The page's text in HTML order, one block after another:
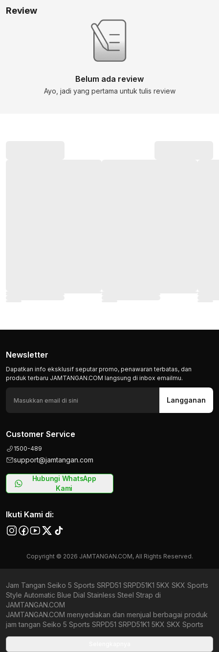
Newsletter
Dapatkan info eksklusif seputar promo, penawaran terbatas, dan
produk terbaru JAMTANGAN.COM langsung di inbox emailmu.
Langganan
Customer Service
1500-489
support@jamtangan.com
Hubungi WhatsApp
Kami
Ikuti Kami di:
Copyright © 2026 JAMTANGAN.COM, All Rights Reserved.
Jam Tangan Seiko 5 Sports SRPD51 SRPD51K1 5KX SKX Sports
Style Automatic Blue Dial Stainless Steel Strap di
JAMTANGAN.COM
JAMTANGAN.COM menyediakan dan menjual berbagai produk
jam tangan Seiko 5 Sports SRPD51 SRPD51K1 5KX SKX Sports
Review
Belum ada review
Ayo, jadi yang pertama untuk tulis review